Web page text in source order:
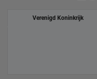
Verenigd Koninkrijk